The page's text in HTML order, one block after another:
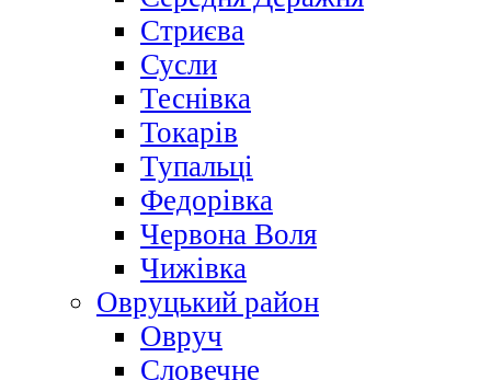
Стриєва
Сусли
Теснівка
Токарів
Тупальці
Федорівка
Червона Воля
Чижівка
Овруцький район
Овруч
Словечне